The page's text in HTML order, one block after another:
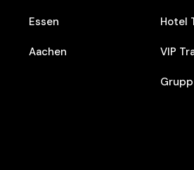
Essen
Aachen
Hotel
VIP